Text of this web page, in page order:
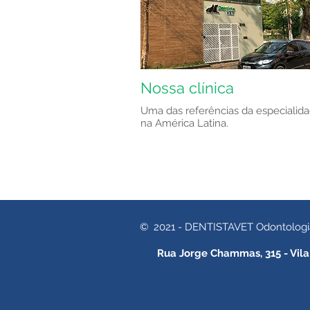
Nossa clínica
Uma das referências da
na América Latina.
© 2021 - DENTISTAVET
Rua Jorge Chammas, 315 -